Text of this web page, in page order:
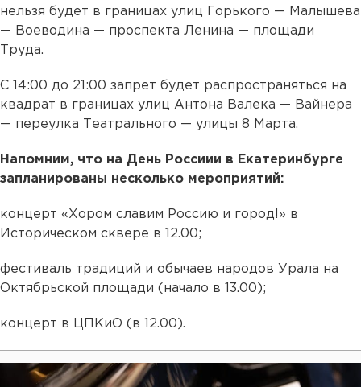
нельзя будет в границах улиц Горького — Малышева
— Воеводина — проспекта Ленина — площади
Труда.
С 14:00 до 21:00 запрет будет распространяться на
квадрат в границах улиц Антона Валека — Вайнера
— переулка Театрального — улицы 8 Марта.
Напомним, что на День Россиии в Екатеринбурге
запланированы несколько мероприятий:
концерт «Хором славим Россию и город!» в
Историческом сквере в 12.00;
фестиваль традиций и обычаев народов Урала на
Октябрьской площади (начало в 13.00);
концерт в ЦПКиО (в 12.00).